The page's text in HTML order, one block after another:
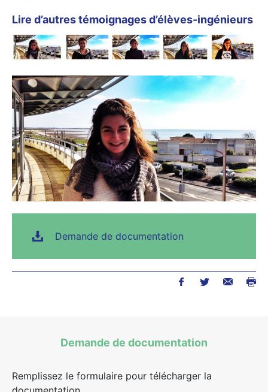
Lire d’autres témoignages d’élèves-ingénieurs
Demande de documentation
Demande de documentation
Remplissez le formulaire pour télécharger la